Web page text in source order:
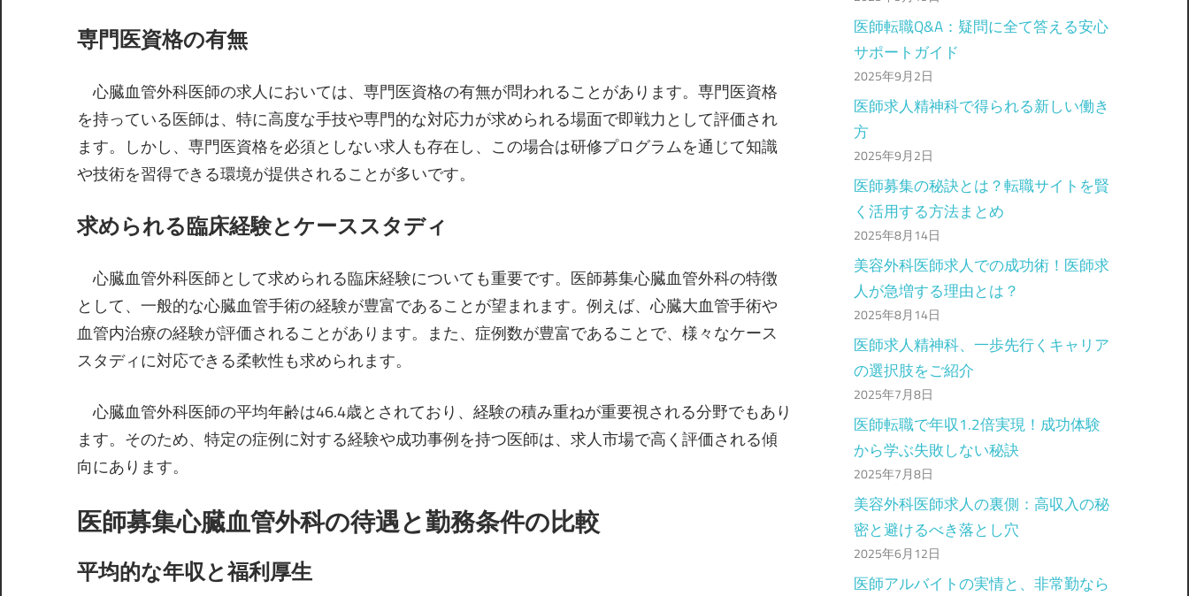
専門医資格の有無
心臓血管外科医師の求人においては、専門医資格の有無が問われることがあります。専門医資格
を持っている医師は、特に高度な手技や専門的な対応力が求められる場面で即戦力として評価され
ます。しかし、専門医資格を必須としない求人も存在し、この場合は研修プログラムを通じて知識
や技術を習得できる環境が提供されることが多いです。
求められる臨床経験とケーススタディ
心臓血管外科医師として求められる臨床経験についても重要です。医師募集心臓血管外科の特徴
として、一般的な心臓血管手術の経験が豊富であることが望まれます。例えば、心臓大血管手術や
血管内治療の経験が評価されることがあります。また、症例数が豊富であることで、様々なケース
スタディに対応できる柔軟性も求められます。
心臓血管外科医師の平均年齢は46.4歳とされており、経験の積み重ねが重要視される分野でもあり
ます。そのため、特定の症例に対する経験や成功事例を持つ医師は、求人市場で高く評価される傾
向にあります。
医師募集心臓血管外科の待遇と勤務条件の比較
平均的な年収と福利厚生
医師転職Q&A：疑問に全て答える安心
サポートガイド
2025年9月2日
医師求人精神科で得られる新しい働き
方
2025年9月2日
医師募集の秘訣とは？転職サイトを賢
く活用する方法まとめ
2025年8月14日
美容外科医師求人での成功術！医師求
人が急増する理由とは？
2025年8月14日
医師求人精神科、一歩先行くキャリア
の選択肢をご紹介
2025年7月8日
医師転職で年収1.2倍実現！成功体験
から学ぶ失敗しない秘訣
2025年7月8日
美容外科医師求人の裏側：高収入の秘
密と避けるべき落とし穴
2025年6月12日
医師アルバイトの実情と、非常勤なら